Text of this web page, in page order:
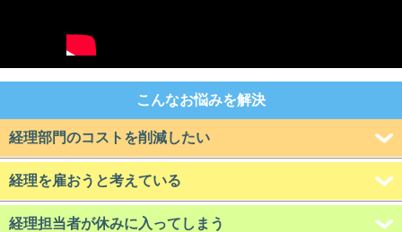
こんなお悩みを解決
経理部門のコストを削減したい
経理を雇おうと考えている
経理担当者が休みに入ってしまう